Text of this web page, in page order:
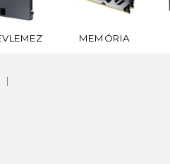
MEMÓRIA